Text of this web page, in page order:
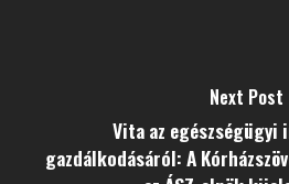
Next Post
Vita az egészségügyi
gazdálkodásáról: A